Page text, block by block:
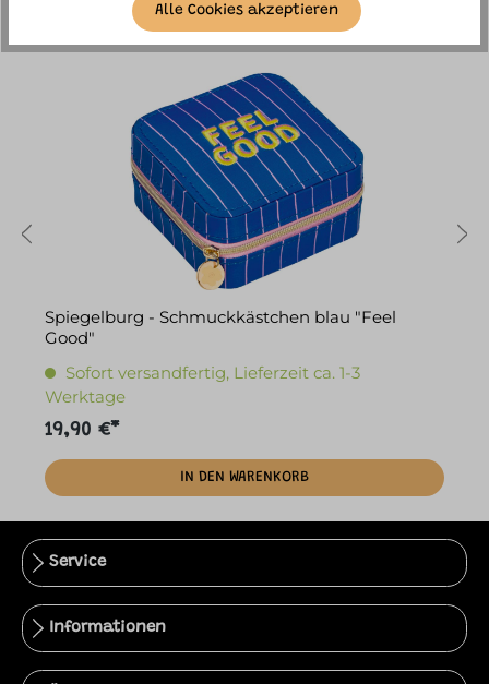
Spiegelburg - Schmuckkästchen blau "Feel
Good"
Sofort versandfertig, Lieferzeit ca. 1-3
Werktage
19,90 €*
IN DEN WARENKORB
Service
Informationen
Alle Cookies akzeptieren